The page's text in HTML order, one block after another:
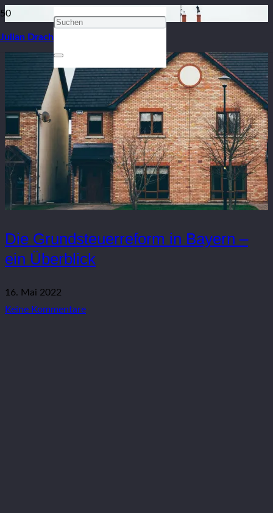
Julian Drach
Die Grundsteuerreform in Bayern –
ein Überblick
16. Mai 2022
Keine Kommentare